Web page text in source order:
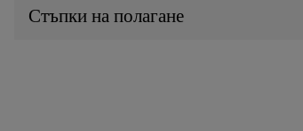
Стъпки на полагане